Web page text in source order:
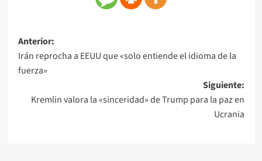
Anterior:
Irán reprocha a EEUU que «solo entiende el idioma de la
fuerza»
Siguiente:
Kremlin valora la «sinceridad» de Trump para la paz en
Ucrania